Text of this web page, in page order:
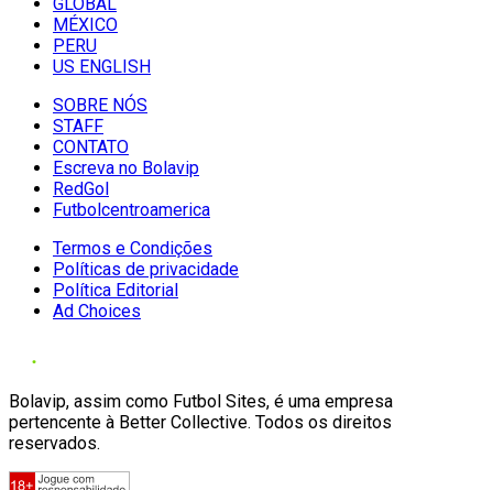
MÉXICO
PERU
US ENGLISH
SOBRE NÓS
STAFF
CONTATO
Escreva no Bolavip
RedGol
Futbolcentroamerica
Termos e Condições
Políticas de privacidade
Política Editorial
Ad Choices
Bolavip, assim como Futbol Sites, é uma empresa
pertencente à Better Collective. Todos os direitos
reservados.